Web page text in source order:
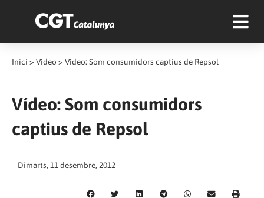
Inici > Vídeo > Vídeo: Som consumidors captius de Repsol
Vídeo: Som consumidors
captius de Repsol
Dimarts, 11 desembre, 2012